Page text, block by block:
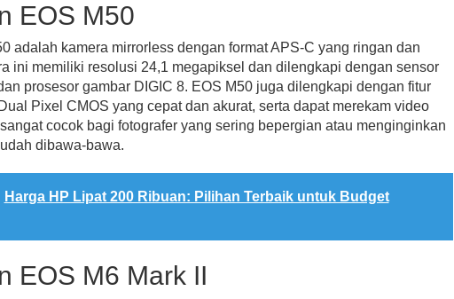
EOS M50
adalah kamera mirrorless dengan format APS-C yang ringan dan
ini memiliki resolusi 24,1 megapiksel dan dilengkapi dengan sensor
prosesor gambar DIGIC 8. EOS M50 juga dilengkapi dengan fitur
Pixel CMOS yang cepat dan akurat, serta dapat merekam video
cocok bagi fotografer yang sering bepergian atau menginginkan
dibawa-bawa.
Harga HP Lipat 200 Ribuan: Pilihan Terbaik untuk Budget
EOS M6 Mark II